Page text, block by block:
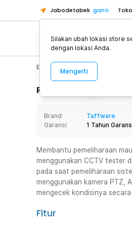
Jabodetabek ganti
Pick
Pick
Electronic CCTV
Rincian Produk
Brand
Taffware
Garansi
1 Tahun
Membantu pemeliharaan
menggunakan CCTV tester
pada saat pemeliharaan
menggunakan kamera PTZ,
mengecek kondisinya
Fitur
Silakan ubah lokasi store
dengan lokasi Anda.
Mengerti